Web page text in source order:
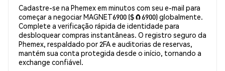
Cadastre-se na Phemex em minutos com seu e-mail para
começar a negociar MAGNET6900 ($🧲6900) globalmente.
Complete a verificação rápida de identidade para
desbloquear compras instantâneas. O registro seguro da
Phemex, respaldado por 2FA e auditorias de reservas,
mantém sua conta protegida desde o início, tornando a
exchange confiável.